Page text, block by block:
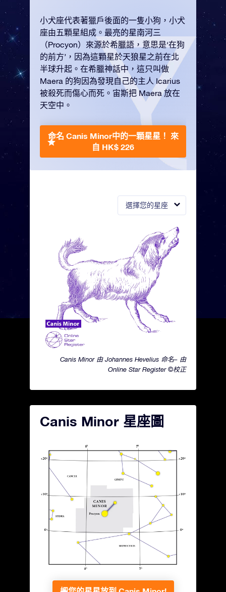
選擇您的星座
Canis Minor 由 Johannes Hevelius 命名– 由
Online Star Register ©校正
小犬座代表著獵戶後面的一隻小狗，小犬
座由五顆星組成。最亮的星南河三
（Procyon）來源於希臘語，意思是‘在狗
的前方’，因為這顆星於天狼星之前在北
半球升起。在希臘神話中，這只叫做
Maera 的狗因為發現自己的主人 Icarius
被殺死而傷心而死。宙斯把 Maera 放在
天空中。
命名 Canis Minor中的一顆星星！ 來
自 HK$ 226
Canis Minor 星座圖